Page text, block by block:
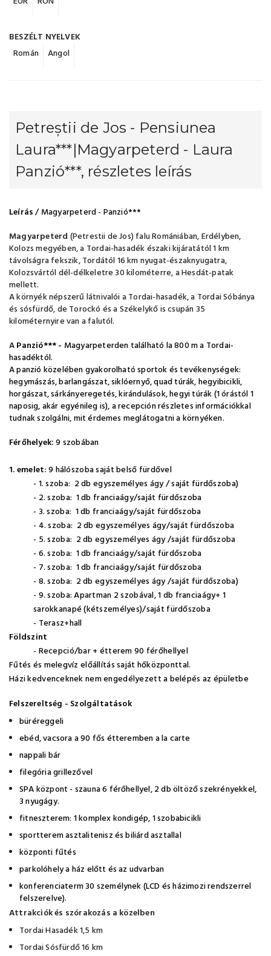
BESZÉLT NYELVEK
Román
Angol
Petreștii de Jos - Pensiunea
Laura***|Magyarpeterd - Laura
Panzió***, részletes leírás
Leírás/ Magyarpeterd - Panzió***
Magyarpeterd (Petrestii de Jos) falu Romániában, Erdélyben,
Kolozs megyében, a Tordai-hasadék északi kijáratától 1 km
távolságra fekszik, Tordától 16 km nyugat-északnyugatra,
Kolozsvártól dél-délkeletre 30 kilométerre, a Hesdát-patak
mellett.
A környék népszerű látnivalói a Tordai-hasadék, a Tordai Sóbánya
és sósfürdő, de Torockó és a Székelykő is csupán 35
kilométernyire van a falutól.
APanzió*** - Magyarpeterden található la 800 m a Tordai-
hasadéktól.
A panzió közelében gyakorolható sportok és tevékenységek:
hegymászás, barlangászat, siklóernyő, quad túrák, hegyibicikli,
horgászat, sárkányeregetés, kirándulások, hegyi túrák (1 órástól 1
naposig, akár egyénileg is), a recepción részletes információkkal
tudnak szolgálni, mit érdemes meglátogatni a környéken.
Férőhelyek:9 szobában
1. emelet: 9 hálószoba saját belső fürdővel
- 1. szoba: 2 db egyszemélyes ágy / saját fürdőszoba)
- 2. szoba: 1 db franciaágy/saját fürdőszoba
- 3. szoba: 1 db franciaágy/saját fürdőszoba
- 4. szoba: 2 db egyszemélyes ágy/saját fürdőszoba
- 5. szoba: 2 db egyszemélyes ágy /saját fürdőszoba
- 6. szoba: 1 db franciaágy/saját fürdőszoba
- 7. szoba: 1 db franciaágy/saját fürdőszoba
- 8. szoba: 2 db egyszemélyes ágy /saját fürdőszoba)
- 9. szoba: Apartman 2 szobával, 1 db franciaágy+ 1
sarokkanapé (kétszemélyes)/saját fürdőszoba
- Terasz+hall
Földszint
- Recepció/bar + étterem 90 férőhellyel
Fűtés és melegvíz előállítás saját hőközponttal.
Házi kedvenceknek nem engedélyezett a belépés az épületbe
Felszereltség - Szolgáltatások
büréreggeli
ebéd, vacsora a 90 fős étteremben a la carte
nappali bár
filegória grillezővel
SPA központ - szauna 6 férőhellyel, 2 db öltöző szekrényekkel,
3 nyugágy.
fitneszterem: 1 komplex kondigép, 1 szobabicikli
sportterem asztalitenisz és biliárd asztallal
központi fűtés
parkolóhely a ház előtt és az udvarban
konferenciaterm 30 személynek (LCD és házimozi rendszerrel
felszerelve).
Attrakciók és szórakozás a közelben
Tordai Hasadék 1,5 km
Tordai Sósfürdő 16 km